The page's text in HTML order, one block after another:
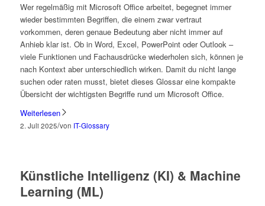
Wer regelmäßig mit Microsoft Office arbeitet, begegnet immer
wieder bestimmten Begriffen, die einem zwar vertraut
vorkommen, deren genaue Bedeutung aber nicht immer auf
Anhieb klar ist. Ob in Word, Excel, PowerPoint oder Outlook –
viele Funktionen und Fachausdrücke wiederholen sich, können je
nach Kontext aber unterschiedlich wirken. Damit du nicht lange
suchen oder raten musst, bietet dieses Glossar eine kompakte
Übersicht der wichtigsten Begriffe rund um Microsoft Office.
Weiterlesen
2. Juli 2025/von IT-Glossary
Künstliche Intelligenz (KI) & Machine
Learning (ML)